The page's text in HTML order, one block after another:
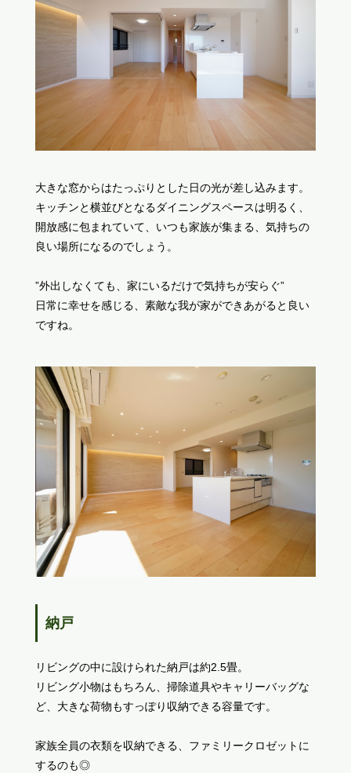
大きな窓からはたっぷりとした日の光が差し込みます。
キッチンと横並びとなるダイニングスペースは明るく、
開放感に包まれていて、いつも家族が集まる、気持ちの
良い場所になるのでしょう。
”外出しなくても、家にいるだけで気持ちが安らぐ”
日常に幸せを感じる、素敵な我が家ができあがると良い
ですね。
納戸
リビングの中に設けられた納戸は約2.5畳。
リビング小物はもちろん、掃除道具やキャリーバッグな
ど、大きな荷物もすっぽり収納できる容量です。
家族全員の衣類を収納できる、ファミリークロゼットに
するのも◎